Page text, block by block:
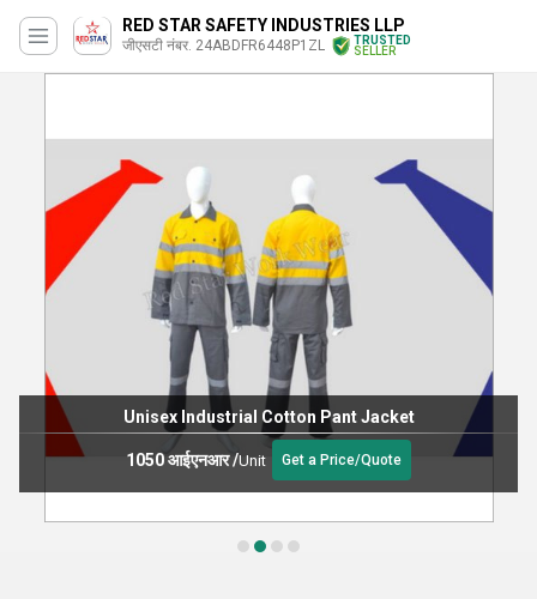
RED STAR SAFETY INDUSTRIES LLP
जीएसटी नंबर. 24ABDFR6448P1ZL
TRUSTED
SELLER
Unisex Industrial Cotton Pant Jacket
1050 आईएनआर/Unit Get a Price/Quote